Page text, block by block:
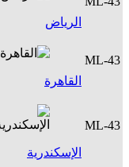
الرياض
ML-43
القاهرة
ML-43
الإسكندرية